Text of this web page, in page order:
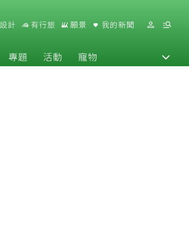
計 有行旅 願景 我的新聞
專題 活動 寵物